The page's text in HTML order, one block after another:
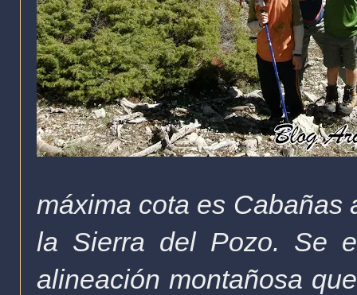
máxima cota es Cabañas
la Sierra del Pozo. Se
alineación montañosa